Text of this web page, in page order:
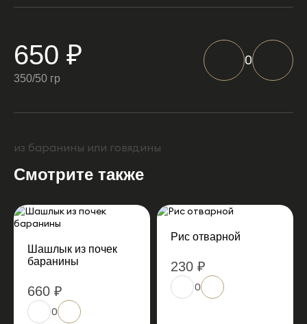
650 ₽
350/50 гр
0
из баранины или говядины
Смотрите также
Шашлык из почек
баранины
660 ₽
0
Рис отварной
230 ₽
0